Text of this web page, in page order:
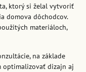
ktorý si želal vytvoriť
domova dôchodcov.
materiáloch,
na základe
optimalizovať dizajn aj